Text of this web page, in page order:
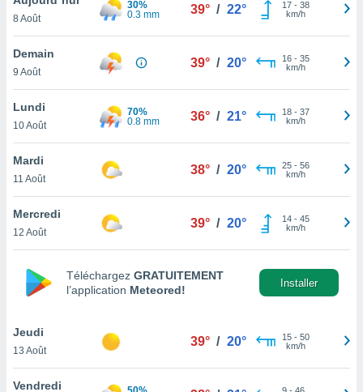
et
»,
au
vous
qu'ils
ou
le
ainsi
un
la
du
8 Août
30%
0.3 mm
39° / 22° 17- 38
km/h
Demain
9 Août
39° / 20° 16- 35
km/h
Lundi
10 Août
70%
0.8 mm
36° / 21° 18- 37
km/h
Mardi
11 Août
38° / 20° 25- 56
km/h
Mercredi
12 Août
39° / 20° 14- 45
km/h
Téléchargez GRATUITEMENT
l’application Meteored!
Installer
Jeudi
13 Août
39° / 20° 15- 50
km/h
Vendredi 9- 46